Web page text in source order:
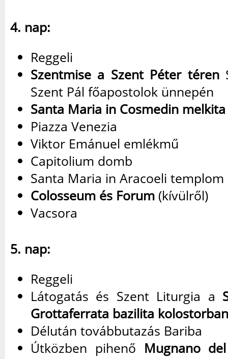
4. nap:
Reggeli
Szentmise a Szent Péter téren
Szent Pál főapostolok ünnepén
Santa Maria in Cosmedin
Piazza Venezia
Viktor Emánuel emlékmű
Capitolium domb
Santa Maria in Aracoeli templom
Colosseum és Forum (kívülről)
Vacsora
5. nap:
Reggeli
Látogatás és Szent Liturgia a
Grottaferrata bazilita kolostorban
Délután továbbutazás Bariba
Útközben pihenő Mugnano